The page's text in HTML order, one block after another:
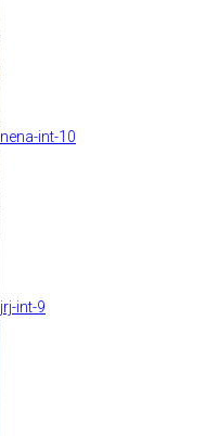
nena-int-10
jrj-int-9